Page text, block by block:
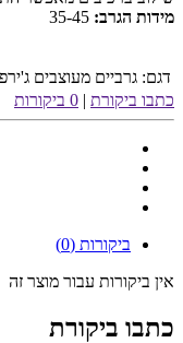
מידות הגרב: 35-45
דגם: גרביים מעוצבים
כתבו ביקורת | 0 ביקורות
ביקורות (0)
אין ביקורות עבור מוצר זה
כתבו ביקורת